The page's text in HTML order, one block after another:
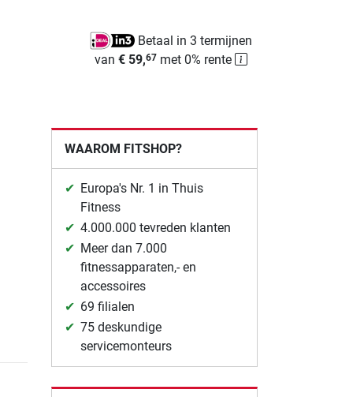
Betaal in 3 termijnen
van € 59,67met 0% rente
WAAROM FITSHOP?
Europa's Nr. 1 in Thuis
Fitness
4.000.000 tevreden klanten
Meer dan 7.000
fitnessapparaten,- en
accessoires
69 filialen
75 deskundige
servicemonteurs